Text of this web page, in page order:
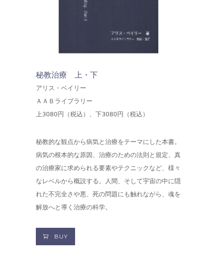
秘教治療 上・下
アリス・ベイリー
ＡＡＢライブラリー
上3080円（税込）、下3080円（税込）
秘教的な観点から病気と治療をテーマにした本書。
病気の根本的な原因、治療のための法則と規定、真
の治療家に求められる要素やテクニックなど、様々
なレベルから概説する。人間、そして宇宙の中に隠
れた不完全さや悪、死の問題にも触れながら、魂を
解放へと導く治療の科学。
BUY